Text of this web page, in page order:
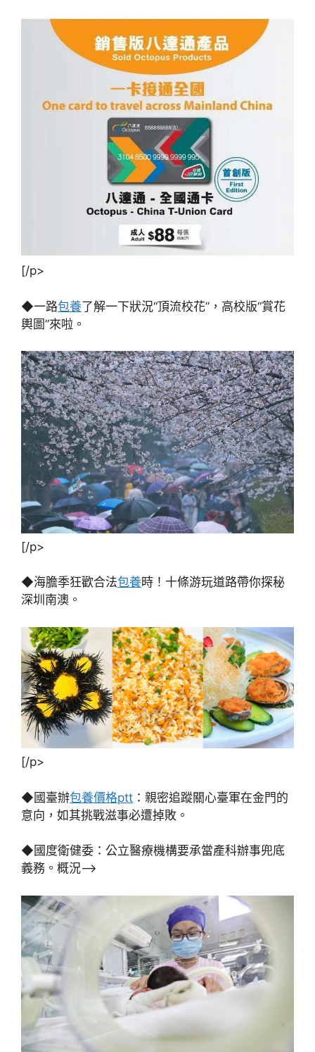
[/p>
◆一路包養了解一下狀況“頂流校花”，高校版“賞花
輿圖”來啦。
[/p>
◆海膽季狂歡合法包養時！十條游玩道路帶你探秘
深圳南澳。
[/p>
◆國臺辦包養價格ptt ：親密追蹤關心臺軍在金門的
意向，如其挑戰滋事必遭掉敗。
◆國度衛健委：公立醫療機構要承當產科辦事兜底
義務。概況–>